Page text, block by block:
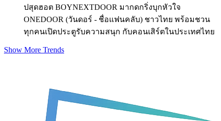
ปสุดฮอต BOYNEXTDOOR มากดกริ่งบุกหัวใจ
ONEDOOR (วันดอร์ - ชื่อแฟนคลับ) ชาวไทย พร้อมชวน
ทุกคนเปิดประตูรับความสนุก กับคอนเสิร์ตในประเทศไทย
Show More Trends